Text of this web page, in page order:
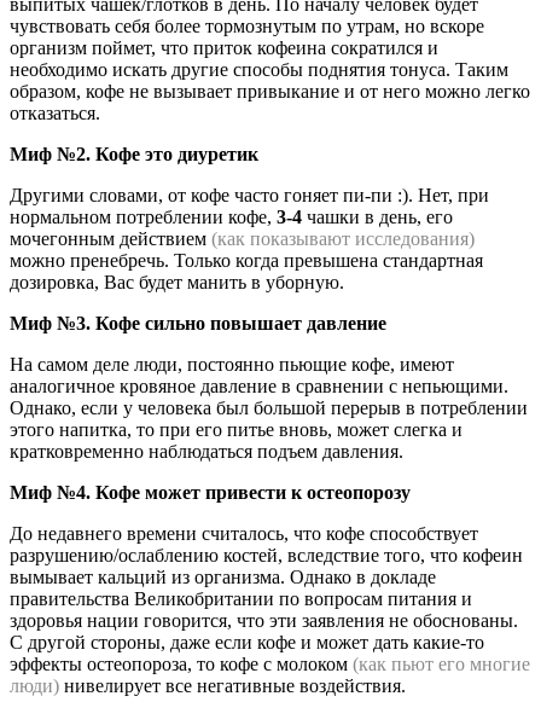
выпитых чашек/глотков в день. По началу человек будет
чувствовать себя более тормознутым по утрам, но вскоре
организм поймет, что приток кофеина сократился и
необходимо искать другие способы поднятия тонуса. Таким
образом, кофе не вызывает привыкание и от него можно легко
отказаться.
Миф №2. Кофе это диуретик
Другими словами, от кофе часто гоняет пи-пи :). Нет, при
нормальном потреблении кофе, 3-4 чашки в день, его
мочегонным действием (как показывают исследования)
можно пренебречь. Только когда превышена стандартная
дозировка, Вас будет манить в уборную.
Миф №3. Кофе сильно повышает давление
На самом деле люди, постоянно пьющие кофе, имеют
аналогичное кровяное давление в сравнении с непьющими.
Однако, если у человека был большой перерыв в потреблении
этого напитка, то при его питье вновь, может слегка и
кратковременно наблюдаться подъем давления.
Миф №4. Кофе может привести к остеопорозу
До недавнего времени считалось, что кофе способствует
разрушению/ослаблению костей, вследствие того, что кофеин
вымывает кальций из организма. Однако в докладе
правительства Великобритании по вопросам питания и
здоровья нации говорится, что эти заявления не обоснованы.
С другой стороны, даже если кофе и может дать какие-то
эффекты остеопороза, то кофе с молоком (как пьют его многие
люди) нивелирует все негативные воздействия.